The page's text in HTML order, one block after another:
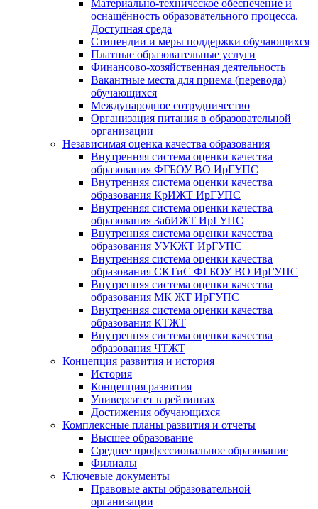
Материально-техническое обеспечение и
оснащённость образовательного процесса.
Доступная среда
Стипендии и меры поддержки обучающихся
Платные образовательные услуги
Финансово-хозяйственная деятельность
Вакантные места для приема (перевода)
обучающихся
Международное сотрудничество
Организация питания в образовательной
организации
Независимая оценка качества образования
Внутренняя система оценки качества
образования ФГБОУ ВО ИрГУПС
Внутренняя система оценки качества
образования КрИЖТ ИрГУПС
Внутренняя система оценки качества
образования ЗабИЖТ ИрГУПС
Внутренняя система оценки качества
образования УУКЖТ ИрГУПС
Внутренняя система оценки качества
образования СКТиС ФГБОУ ВО ИрГУПС
Внутренняя система оценки качества
образования МК ЖТ ИрГУПС
Внутренняя система оценки качества
образования КТЖТ
Внутренняя система оценки качества
образования ЧТЖТ
Концепция развития и история
История
Концепция развития
Университет в рейтингах
Достижения обучающихся
Комплексные планы развития и отчеты
Высшее образование
Среднее профессиональное образование
Филиалы
Ключевые документы
Правовые акты образовательной
организации